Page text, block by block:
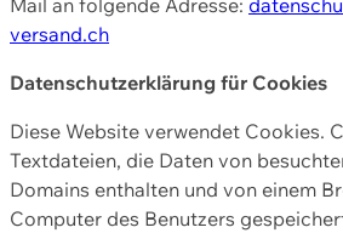
versand.ch
Datenschutzerklärung für Cookies
Diese Website verwendet Cookies.
Textdateien, die Daten von
Domains enthalten und von einem
Computer des Benutzers